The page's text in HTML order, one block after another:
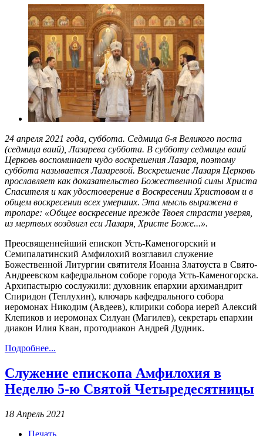
24 апреля 2021 года, суббота. Седмица 6-я Великого поста
(седмица ваий), Лазарева суббота. В субботу седмицы ваий
Церковь воспоминает чудо воскрешения Лазаря, поэтому
суббота называется Лазаревой. Воскрешение Лазаря Церковь
прославляет как доказательство Божественной силы Христа
Спасителя и как удостоверение в Воскресении Христовом и в
общем воскресении всех умерших. Эта мысль выражена в
тропаре: «Общее воскресение прежде Твоея страсти уверяя,
из мертвых воздвигл еси Лазаря, Христе Боже...».
Преосвященнейший епископ Усть-Каменогорский и
Семипалатинский Амфилохий возглавил служение
Божественной Литургии святителя Иоанна Златоуста в Свято-
Андреевском кафедральном соборе города Усть-Каменогорска.
Архипастырю сослужили: духовник епархии архимандрит
Спиридон (Теплухин), ключарь кафедрального собора
иеромонах Никодим (Авдеев), клирики собора иерей Алексий
Клепиков и иеромонах Силуан (Магилев), секретарь епархии
диакон Илия Кван, протодиакон Андрей Дудник.
Подробнее...
Служение епископа Амфилохия в
Неделю 5-ю Святой Четыредесятницы
18 Апрель 2021
Печать